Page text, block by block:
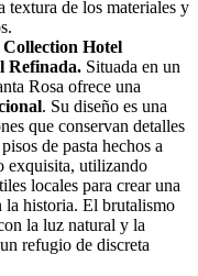
textura de los materiales y
Hotel
Refinada. Situada en un
Rosa ofrece una
. Su diseño es una
que conservan detalles
de pasta hechos a
exquisita, utilizando
locales para crear una
la historia. El brutalismo
la luz natural y la
refugio de discreta